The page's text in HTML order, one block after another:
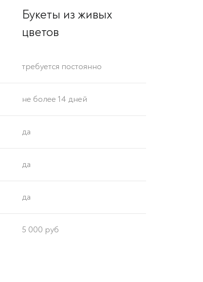
Букеты из живых
цветов
требуется постоянно
не более 14 дней
да
да
да
5 000 руб